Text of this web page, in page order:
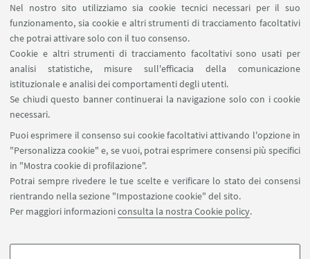
Nel nostro sito utilizziamo sia cookie tecnici necessari per il suo
funzionamento, sia cookie e altri strumenti di tracciamento facoltativi
che potrai attivare solo con il tuo consenso.
Cookie e altri strumenti di tracciamento facoltativi sono usati per
analisi statistiche, misure sull'efficacia della comunicazione
istituzionale e analisi dei comportamenti degli utenti.
Se chiudi questo banner continuerai la navigazione solo con i cookie
necessari.
Puoi esprimere il consenso sui cookie facoltativi attivando l'opzione in
"Personalizza cookie" e, se vuoi, potrai esprimere consensi più specifici
in "Mostra cookie di profilazione".
Potrai sempre rivedere le tue scelte e verificare lo stato dei consensi
rientrando nella sezione "Impostazione cookie" del sito.
Per maggiori informazioniconsulta la nostra Cookie policy.
Contatti
Area riservata
SEGUI IL DIPARTIMENTO SU:
SEGUI UNIBO SU:
APP: